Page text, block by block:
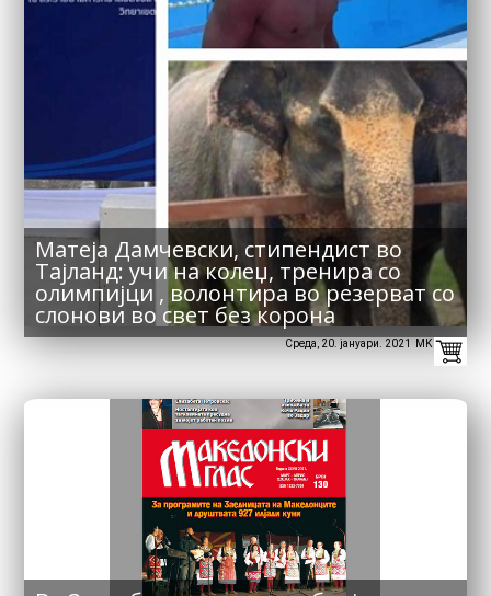
Матеја Дамчевски, стипендист во
Тајланд: учи на колеџ, тренира со
олимпијци , волонтира во резерват со
слонови во свет без корона
Среда, 20. јануари. 2021 MK